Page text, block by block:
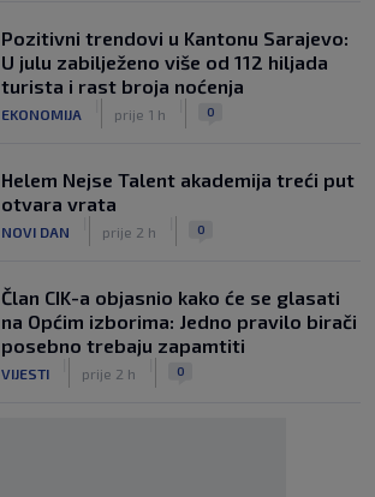
Pozitivni trendovi u Kantonu Sarajevo:
U julu zabilježeno više od 112 hiljada
turista i rast broja noćenja
EKONOMIJA prije 1 h 0
Helem Nejse Talent akademija treći put
otvara vrata
NOVI DAN prije 2 h 0
Član CIK-a objasnio kako će se glasati
na Općim izborima: Jedno pravilo birači
posebno trebaju zapamtiti
VIJESTI prije 2 h 0